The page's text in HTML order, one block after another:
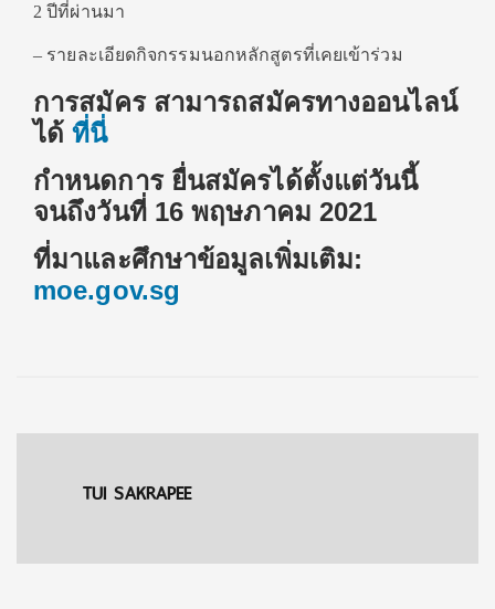
2 ปีที่ผ่านมา
– รายละเอียดกิจกรรมนอกหลักสูตรที่เคยเข้าร่วม
การสมัคร สามารถสมัครทางออนไลน์
ได้ที่นี่
กำหนดการ ยื่นสมัครได้ตั้งแต่วันนี้
จนถึงวันที่ 16 พฤษภาคม 2021
ที่มาและศึกษาข้อมูลเพิ่มเติม:
moe.gov.sg
TUI SAKRAPEE